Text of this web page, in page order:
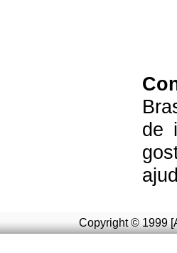
C
de
g
Copyright © 1999